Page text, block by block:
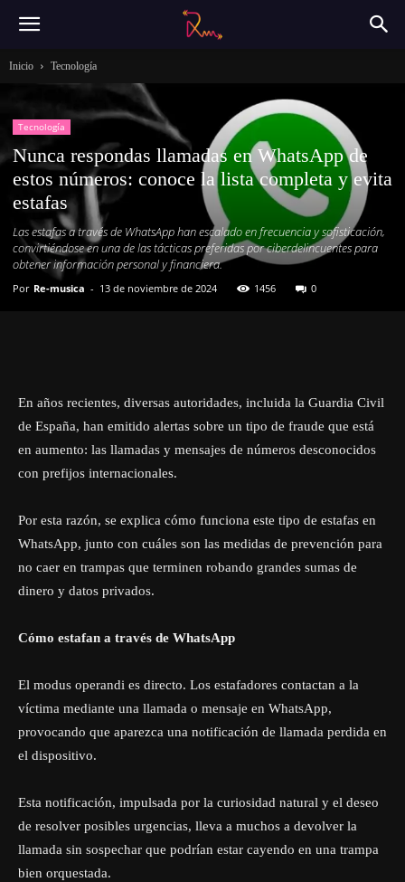
Inicio Tecnología
Tecnología
Nunca respondas llamadas en WhatsApp de
estos números: conoce la lista completa y evita
estafas
Las estafas a través de WhatsApp han escalado en frecuencia y sofisticación,
convirtiéndose en una de las tácticas preferidas por ciberdelincuentes para
obtener información personal y financiera.
Por Re-musica - 13 de noviembre de 2024 1456 0
En años recientes, diversas autoridades, incluida la Guardia Civil
de España, han emitido alertas sobre un tipo de fraude que está
en aumento: las llamadas y mensajes de números desconocidos
con prefijos internacionales.
Por esta razón, se explica cómo funciona este tipo de estafas en
WhatsApp, junto con cuáles son las medidas de prevención para
no caer en trampas que terminen robando grandes sumas de
dinero y datos privados.
Cómo estafan a través de WhatsApp
El modus operandi es directo. Los estafadores contactan a la
víctima mediante una llamada o mensaje en WhatsApp,
provocando que aparezca una notificación de llamada perdida en
el dispositivo.
Esta notificación, impulsada por la curiosidad natural y el deseo
de resolver posibles urgencias, lleva a muchos a devolver la
llamada sin sospechar que podrían estar cayendo en una trampa
bien orquestada.